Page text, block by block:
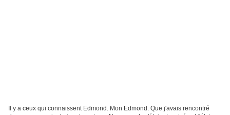
Il y a ceux qui connaissent Edmond. Mon Edmond. Que j'avais rencontré